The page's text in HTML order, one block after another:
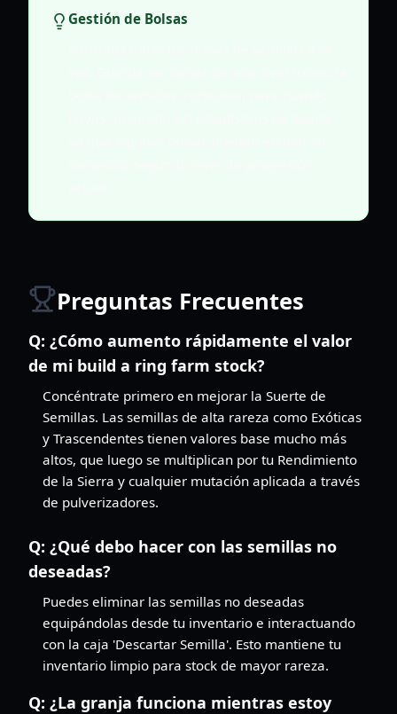
Gestión de Bolsas
Preguntas Frecuentes
Q: ¿Cómo aumento rápidamente el valor
de mi build a ring farm stock?
Concéntrate primero en mejorar la Suerte de
Semillas. Las semillas de alta rareza como Exóticas
y Trascendentes tienen valores base mucho más
altos, que luego se multiplican por tu Rendimiento
de la Sierra y cualquier mutación aplicada a través
de pulverizadores.
Q: ¿Qué debo hacer con las semillas no
deseadas?
Puedes eliminar las semillas no deseadas
equipándolas desde tu inventario e interactuando
con la caja 'Descartar Semilla'. Esto mantiene tu
inventario limpio para stock de mayor rareza.
Q: ¿La granja funciona mientras estoy